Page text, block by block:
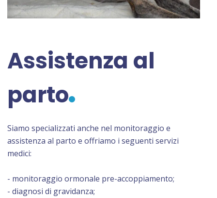
Assistenza al
parto
Siamo specializzati anche nel monitoraggio e
assistenza al parto e offriamo i seguenti servizi
medici:
- monitoraggio ormonale pre-accoppiamento;
- diagnosi di gravidanza;